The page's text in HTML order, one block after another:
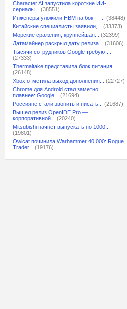
Character.AI запустила короткие ИИ-
сериалы...
(38551)
Инженеры уложили HBM на бок —...
(38448)
Китайские специалисты заявили,...
(33373)
Морские сражения, крупнейшая...
(32399)
Датамайнер раскрыл дату релиза...
(31606)
Тысячи сотрудников Google требуют...
(27333)
Thermaltake представила блок питания,...
(26148)
Xbox отметила выход дополнения...
(22727)
Chrome для Android стал заметно
плавнее: Google...
(21694)
Россияне стали звонить и писать...
(21687)
Вышел релиз OpenIDE Pro —
корпоративной...
(20240)
Mitsubishi начнёт выпускать по 1000...
(19801)
Owlcat починила Warhammer 40,000: Rogue
Trader...
(19176)